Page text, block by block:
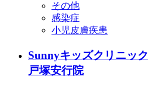
その他
感染症
小児皮膚疾患
Sunnyキッズクリニック
戸塚安行院